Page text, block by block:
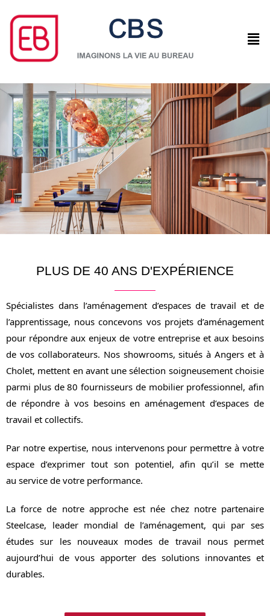
PLUS DE 40 ANS D'EXPÉRIENCE
Spécialistes dans l’aménagement d’espaces de travail et de
l’apprentissage, nous concevons vos projets d’aménagement
pour répondre aux enjeux de votre entreprise et aux besoins
de vos collaborateurs. Nos showrooms, situés à Angers et à
Cholet, mettent en avant une sélection soigneusement choisie
parmi plus de 80 fournisseurs de mobilier professionnel, afin
de répondre à vos besoins en aménagement d’espaces de
travail et collectifs.
Par notre expertise, nous intervenons pour permettre à votre
espace d’exprimer tout son potentiel, afin qu’il se mette
au service de votre performance.
La force de notre approche est née chez notre partenaire
Steelcase, leader mondial de l’aménagement, qui par ses
études sur les nouveaux modes de travail nous permet
aujourd’hui de vous apporter des solutions innovantes et
durables.